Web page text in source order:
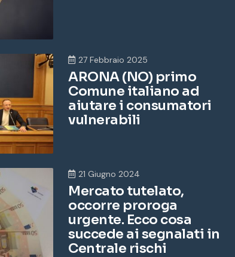
27 Febbraio 2025
ARONA (NO) primo
Comune italiano ad
aiutare i consumatori
vulnerabili
21 Giugno 2024
Mercato tutelato,
occorre proroga
urgente. Ecco cosa
succede ai segnalati in
Centrale rischi